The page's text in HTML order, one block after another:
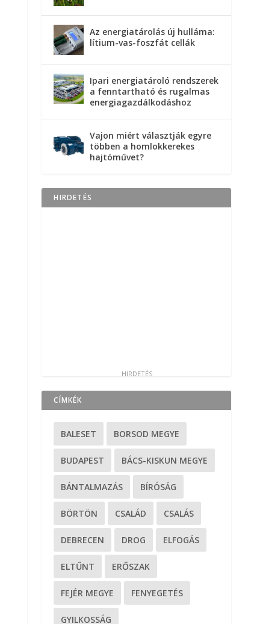
Az energiatárolás új hulláma:
lítium-vas-foszfát cellák
Ipari energiatároló rendszerek
a fenntartható és rugalmas
energiagazdálkodáshoz
Vajon miért választják egyre
többen a homlokkerekes
hajtóművet?
HIRDETÉS
CÍMKÉK
BALESET BORSOD MEGYE
BUDAPEST BÁCS-KISKUN MEGYE
BÁNTALMAZÁS BÍRÓSÁG
BÖRTÖN CSALÁD CSALÁS
DEBRECEN DROG ELFOGÁS
ELTŰNT ERŐSZAK
FEJÉR MEGYE FENYEGETÉS
GYILKOSSÁG